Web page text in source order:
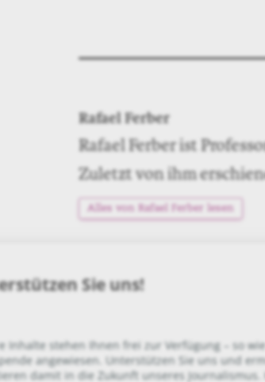
Rafael Ferber
Rafael Ferber ist
Zuletzt von ihm
Alles von Rafael Ferber lesen